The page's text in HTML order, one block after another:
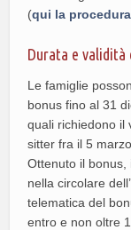
(qui la
Durata e validità
Le famiglie
bonus fino al 31
quali richiedono il
sitter fra il 5
Ottenuto il bonus,
nella circolare
telematica del
entro e non oltre